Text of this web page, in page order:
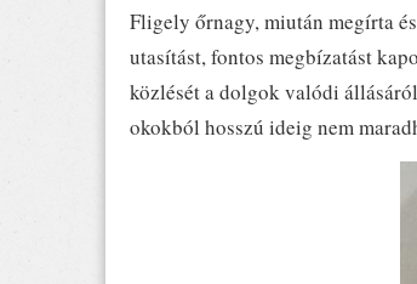
Fligely őrnagy, miután megírta
utasítást, fontos megbízatást
közlését a dolgok valódi
okokból hosszú ideig nem